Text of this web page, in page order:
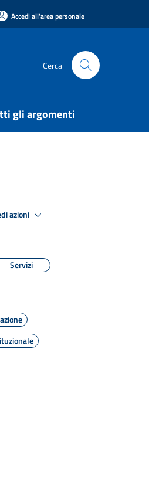
Accedi all'area personale
Cerca
gli argomenti
azioni
Servizi